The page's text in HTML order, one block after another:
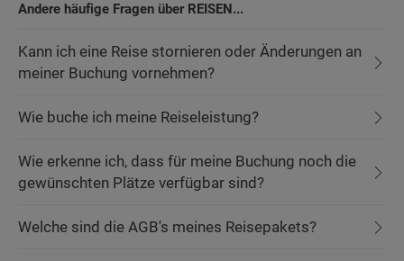
Andere häufige Fragen über REISEN...
Kann ich eine Reise stornieren oder Änderungen an
meiner Buchung vornehmen?
Wie buche ich meine Reiseleistung?
Wie erkenne ich, dass für meine Buchung noch die
gewünschten Plätze verfügbar sind?
Welche sind die AGB's meines Reisepakets?